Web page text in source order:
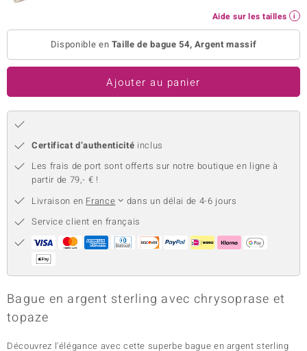
Collection
Aide sur les tailles
Disponible en Taille de bague 54, Argent massif
Ajouter au panier
Certificat d’authenticité inclus
Les frais de port sont offerts sur notre boutique en ligne à
partir de 79,- € !
Livraison en France
dans un délai de 4-6 jours
Service client en français
Bague en argent sterling avec chrysoprase et
topaze
Découvrez l'élégance avec cette superbe bague en argent sterling